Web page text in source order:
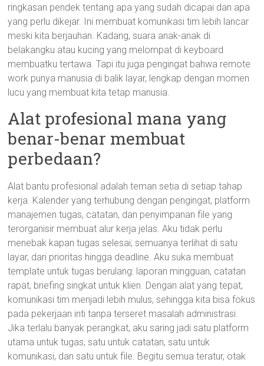
ringkasan pendek tentang apa yang sudah dicapai dan apa
yang perlu dikejar. Ini membuat komunikasi tim lebih lancar
meski kita berjauhan. Kadang, suara anak-anak di
belakangku atau kucing yang melompat di keyboard
membuatku tertawa. Tapi itu juga pengingat bahwa remote
work punya manusia di balik layar, lengkap dengan momen
lucu yang membuat kita tetap manusia.
Alat profesional mana yang
benar-benar membuat
perbedaan?
Alat bantu profesional adalah teman setia di setiap tahap
kerja. Kalender yang terhubung dengan pengingat, platform
manajemen tugas, catatan, dan penyimpanan file yang
terorganisir membuat alur kerja jelas. Aku tidak perlu
menebak kapan tugas selesai; semuanya terlihat di satu
layar, dari prioritas hingga deadline. Aku suka membuat
template untuk tugas berulang: laporan mingguan, catatan
rapat, briefing singkat untuk klien. Dengan alat yang tepat,
komunikasi tim menjadi lebih mulus, sehingga kita bisa fokus
pada pekerjaan inti tanpa terseret masalah administrasi.
Jika terlalu banyak perangkat, aku saring jadi satu platform
utama untuk tugas, satu untuk catatan, satu untuk
komunikasi, dan satu untuk file. Begitu semua teratur, otak